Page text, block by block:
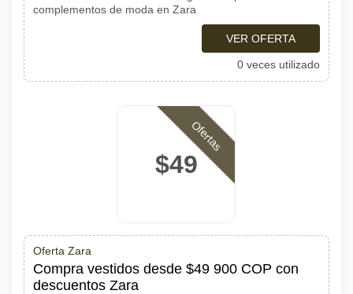
complementos de moda en Zara
VER OFERTA
0 veces utilizado
$49
Ofertas
Oferta Zara
Compra vestidos desde $49 900 COP con
descuentos Zara